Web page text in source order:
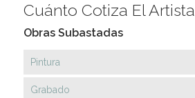
Cuánto Cotiza El Artista
Obras Subastadas
Pintura
Grabado